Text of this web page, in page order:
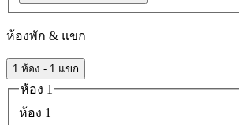
ห้องพัก & แขก
1 ห้อง - 1 แขก
ห้อง 1
ห้อง 1